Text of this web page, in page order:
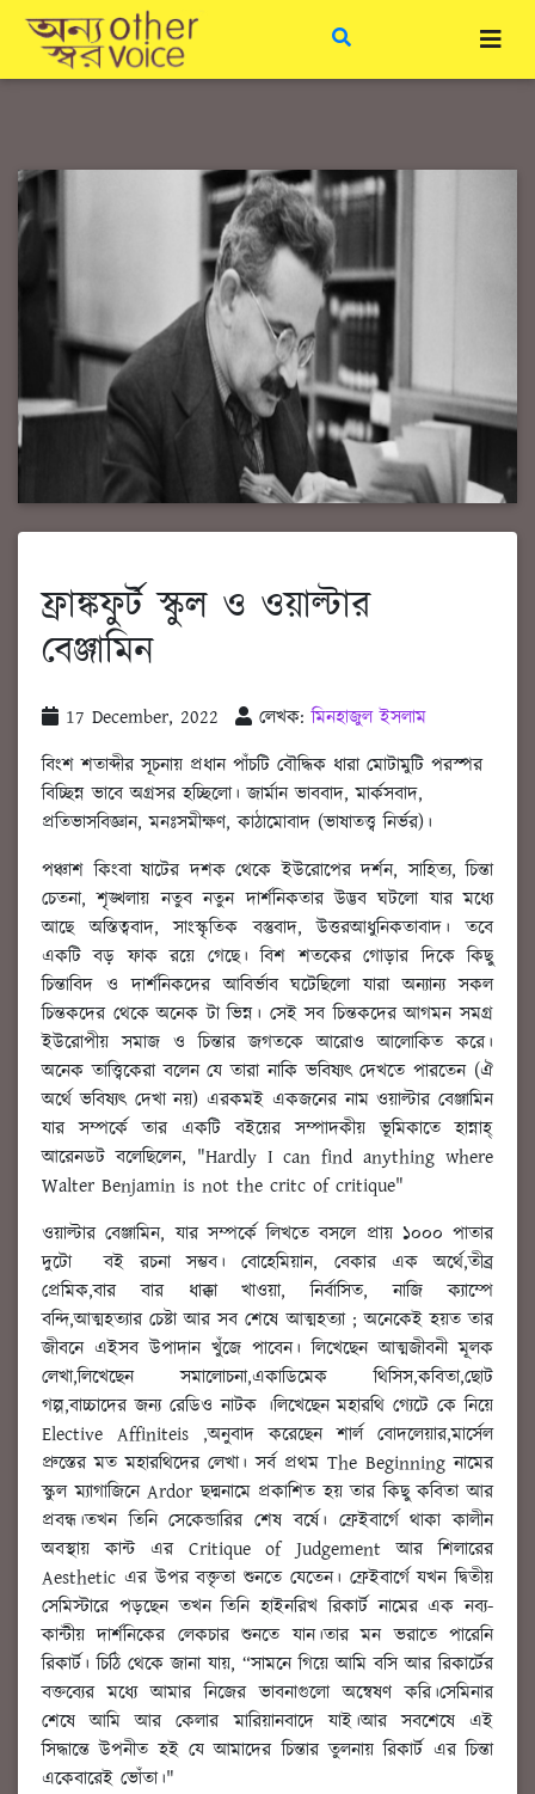
ফ্রাঙ্কফুর্ট স্কুল ও ওয়াল্টার
বেঞ্জামিন
17 December, 2022 লেখক:মিনহাজুল ইসলাম
বিংশ শতাব্দীর সূচনায় প্রধান পাঁচটি বৌদ্ধিক ধারা মোটামুটি পরস্পর
বিচ্ছিন্ন ভাবে অগ্রসর হচ্ছিলো। জার্মান ভাববাদ, মার্কসবাদ,
প্রতিভাসবিজ্ঞান, মনঃসমীক্ষণ, কাঠামোবাদ (ভাষাতত্ত্ব নির্ভর)।
পঞ্চাশ কিংবা ষাটের দশক থেকে ইউরোপের দর্শন, সাহিত্য, চিন্তা
চেতনা, শৃঙ্খলায় নতুব নতুন দার্শনিকতার উদ্ভব ঘটলো যার মধ্যে
আছে অস্তিত্ববাদ, সাংস্কৃতিক বস্তুবাদ, উত্তরআধুনিকতাবাদ। তবে
একটি বড় ফাক রয়ে গেছে। বিশ শতকের গোড়ার দিকে কিছু
চিন্তাবিদ ও দার্শনিকদের আবির্ভাব ঘটেছিলো যারা অন্যান্য সকল
চিন্তকদের থেকে অনেক টা ভিন্ন। সেই সব চিন্তকদের আগমন সমগ্র
ইউরোপীয় সমাজ ও চিন্তার জগতকে আরোও আলোকিত করে।
অনেক তাত্ত্বিকেরা বলেন যে তারা নাকি ভবিষ্যৎ দেখতে পারতেন (ঐ
অর্থে ভবিষ্যৎ দেখা নয়) এরকমই একজনের নাম ওয়াল্টার বেঞ্জামিন
যার সম্পর্কে তার একটি বইয়ের সম্পাদকীয় ভূমিকাতে হান্নাহ্
আরেনডট বলেছিলেন, "Hardly I can find anything where
Walter Benjamin is not the critc of critique"
ওয়াল্টার বেঞ্জামিন, যার সম্পর্কে লিখতে বসলে প্রায় ১০০০ পাতার
দুটো বই রচনা সম্ভব। বোহেমিয়ান, বেকার এক অর্থে,তীব্র
প্রেমিক,বার বার ধাক্কা খাওয়া, নির্বাসিত, নাজি ক্যাম্পে
বন্দি,আত্মহত্যার চেষ্টা আর সব শেষে আত্মহত্যা ; অনেকেই হয়ত তার
জীবনে এইসব উপাদান খুঁজে পাবেন। লিখেছেন আত্মজীবনী মূলক
লেখা,লিখেছেন সমালোচনা,একাডিমেক থিসিস,কবিতা,ছোট
গল্প,বাচ্চাদের জন্য রেডিও নাটক ।লিখেছেন মহারথি গ্যেটে কে নিয়ে
Elective Affiniteis ,অনুবাদ করেছেন শার্ল বোদলেয়ার,মার্সেল
প্রুস্তের মত মহারথিদের লেখা। সর্ব প্রথম The Beginning নামের
স্কুল ম্যাগাজিনে Ardor ছদ্মনামে প্রকাশিত হয় তার কিছু কবিতা আর
প্রবন্ধ।তখন তিনি সেকেন্ডারির শেষ বর্ষে। ফ্রেইবার্গে থাকা কালীন
অবস্থায় কান্ট এর Critique of Judgement আর শিলারের
Aesthetic এর উপর বক্তৃতা শুনতে যেতেন। ফ্রেইবার্গে যখন দ্বিতীয়
সেমিস্টারে পড়ছেন তখন তিনি হাইনরিখ রিকার্ট নামের এক নব্য-
কান্টীয় দার্শনিকের লেকচার শুনতে যান।তার মন ভরাতে পারেনি
রিকার্ট। চিঠি থেকে জানা যায়, “সামনে গিয়ে আমি বসি আর রিকার্টের
বক্তব্যের মধ্যে আমার নিজের ভাবনাগুলো অন্বেষণ করি।সেমিনার
শেষে আমি আর কেলার মারিয়ানবাদে যাই।আর সবশেষে এই
সিদ্ধান্তে উপনীত হই যে আমাদের চিন্তার তুলনায় রিকার্ট এর চিন্তা
একেবারেই ভোঁতা।"